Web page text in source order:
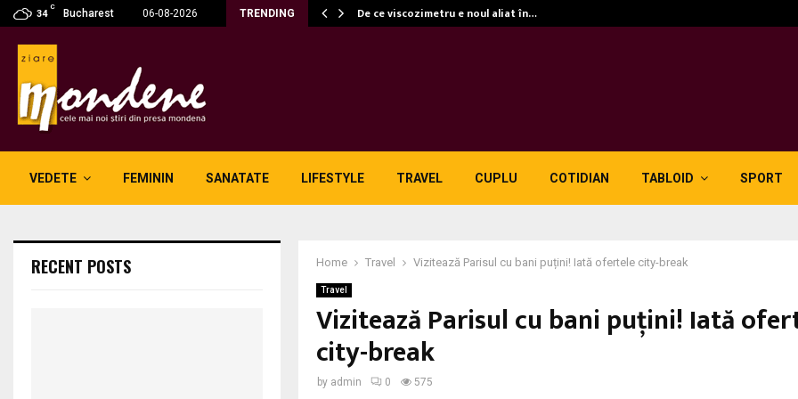
34
C
Bucharest 06-08-2026 TRENDING
fum: unde se potrivesc… De ce viscozimetru e noul aliat în…
VEDETE FEMININ SANATATE LIFESTYLE TRAVEL CUPLU COTIDIAN TABLOID SPORT
Home Travel Vizitează Parisul cu bani puțini! Iată ofertele city-break
Travel
Vizitează Parisul cu bani puțini! Iată
city-break
by admin 0 575
RECENT POSTS